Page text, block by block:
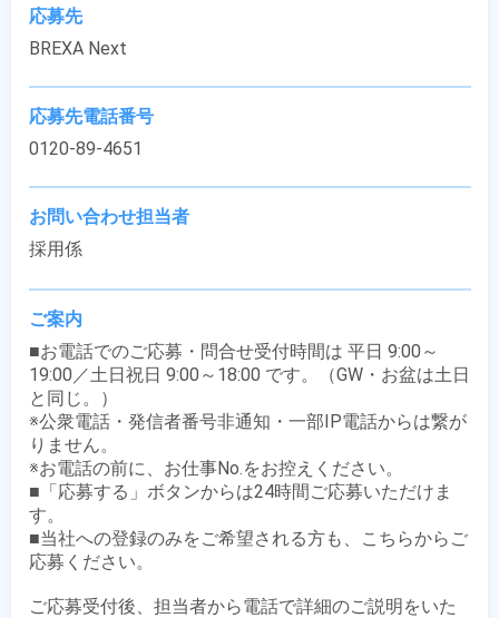
応募先
BREXA Next
応募先電話番号
0120-89-4651
お問い合わせ担当者
採用係
ご案内
■お電話でのご応募・問合せ受付時間は 平日 9:00～
19:00／土日祝日 9:00～18:00 です。（GW・お盆は土日
と同じ。）
※公衆電話・発信者番号非通知・一部IP電話からは繋が
りません。
※お電話の前に、お仕事No.をお控えください。
■「応募する」ボタンからは24時間ご応募いただけま
す。
■当社への登録のみをご希望される方も、こちらからご
応募ください。
ご応募受付後、担当者から電話で詳細のご説明をいた